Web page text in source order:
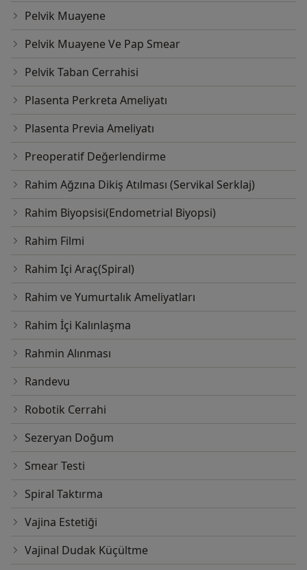
Pelvik Muayene
Pelvik Muayene Ve Pap Smear
Pelvik Taban Cerrahisi
Plasenta Perkreta Ameliyatı
Plasenta Previa Ameliyatı
Preoperatif Değerlendirme
Rahim Ağzına Dikiş Atılması (Servikal Serklaj)
Rahim Biyopsisi(Endometrial Biyopsi)
Rahim Filmi
Rahim Içi Araç(Spiral)
Rahim ve Yumurtalık Ameliyatları
Rahim İçi Kalınlaşma
Rahmin Alınması
Randevu
Robotik Cerrahi
Sezeryan Doğum
Smear Testi
Spiral Taktırma
Vajina Estetiği
Vajinal Dudak Küçültme